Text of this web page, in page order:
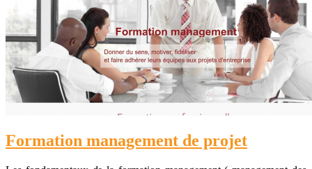
Formation management de projet